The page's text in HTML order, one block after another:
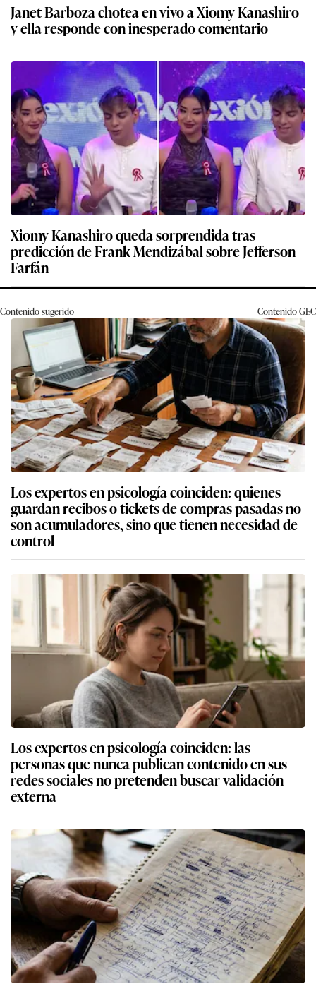
Janet Barboza chotea en vivo a Xiomy Kanashiro
y ella responde con inesperado comentario
Xiomy Kanashiro queda sorprendida tras
predicción de Frank Mendizábal sobre Jefferson
Farfán
Contenido sugerido ContenidoGEC
Los expertos en psicología coinciden: quienes
guardan recibos o tickets de compras pasadas no
son acumuladores, sino que tienen necesidad de
control
Los expertos en psicología coinciden: las
personas que nunca publican contenido en sus
redes sociales no pretenden buscar validación
externa